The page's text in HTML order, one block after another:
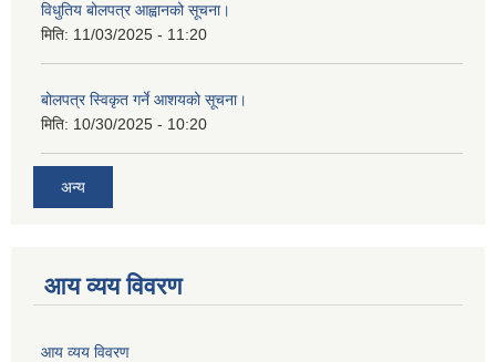
विधुतिय बोलपत्र आह्वानको सूचना।
मिति: 11/03/2025 - 11:20
बोलपत्र स्विकृत गर्ने आशयको सूचना।
मिति: 10/30/2025 - 10:20
अन्य
आय व्यय विवरण
आय व्यय विवरण